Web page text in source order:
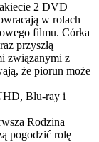
2 DVD
w rolach
filmu. Córka
przyszłą
związanymi z
że piorun może
Blu-ray i
Rodzina
pogodzić rolę